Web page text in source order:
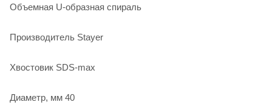
Объемная U-образная спираль
Производитель Stayer
Хвостовик SDS-max
Диаметр, мм 40